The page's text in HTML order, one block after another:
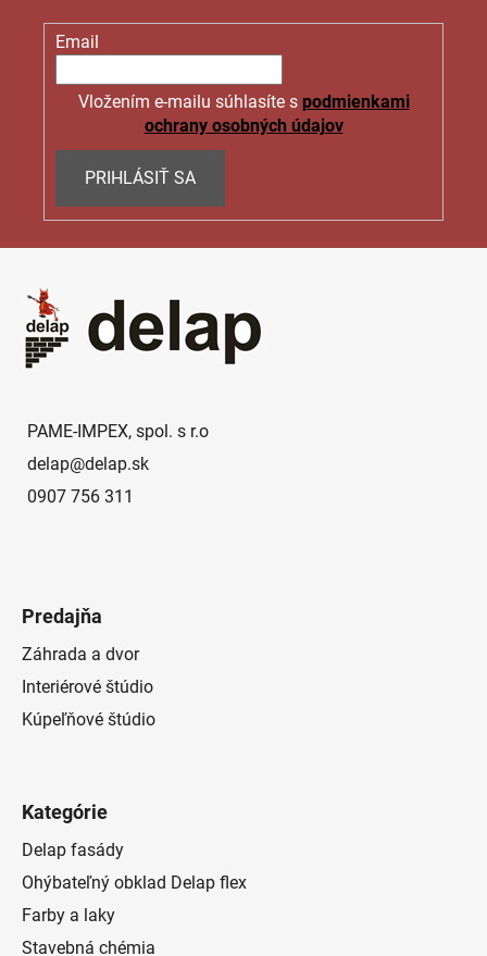
Email
Vložením e-mailu súhlasíte s podmienkami
ochrany osobných údajov
PRIHLÁSIŤ SA
PAME-IMPEX, spol. s r.o
delap@delap.sk
0907 756 311
Predajňa
Záhrada a dvor
Interiérové štúdio
Kúpeľňové štúdio
Kategórie
Delap fasády
Ohýbateľný obklad Delap flex
Farby a laky
Stavebná chémia